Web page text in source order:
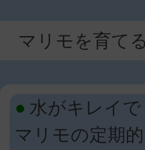
マリモを育てる
水がキレイで
マリモの定期